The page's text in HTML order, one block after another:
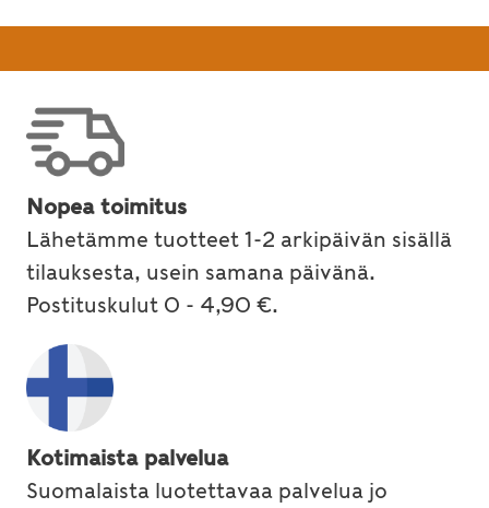
Nopea toimitus
Lähetämme tuotteet 1-2 arkipäivän sisällä
tilauksesta, usein samana päivänä.
Postituskulut 0 - 4,90 €.
Kotimaista palvelua
Suomalaista luotettavaa palvelua jo